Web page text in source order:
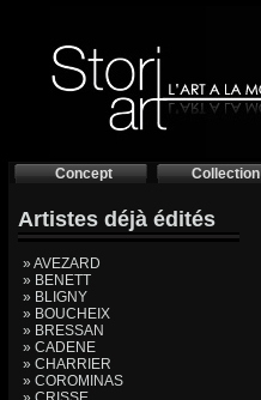
Concept Collection
Artistes déjà édités
» AVEZARD
» BENETT
» BLIGNY
» BOUCHEIX
» BRESSAN
» CADENE
» CHARRIER
» COROMINAS